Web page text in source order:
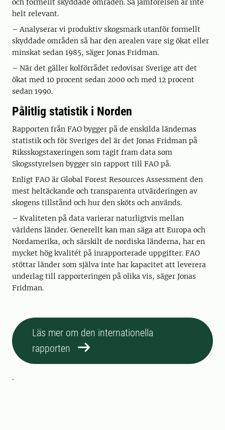
och formellt skyddade områden. Så jämförelsen är inte
helt relevant.
– Analyserar vi produktiv skogsmark utanför formellt
skyddade områden så har den arealen vare sig ökat eller
minskat sedan 1985, säger Jonas Fridman.
– När det gäller kolförrådet redovisar Sverige att det
ökat med 10 procent sedan 2000 och med 12 procent
sedan 1990.
Pålitlig statistik i Norden
Rapporten från FAO bygger på de enskilda ländernas
statistik och för Sveriges del är det Jonas Fridman på
Riksskogstaxeringen som tagit fram data som
Skogsstyrelsen bygger sin rapport till FAO på.
Enligt FAO är Global Forest Resources Assessment den
mest heltäckande och transparenta utvärderingen av
skogens tillstånd och hur den sköts och används.
– Kvaliteten på data varierar naturligtvis mellan
världens länder. Generellt kan man säga att Europa och
Nordamerika, och särskilt de nordiska länderna, har en
mycket hög kvalitét på inrapporterade uppgifter. FAO
stöttar länder som själva inte har kapacitet att leverera
underlag till rapporteringen på olika vis, säger Jonas
Fridman.
Läs mer om den internationella
rapporten
.